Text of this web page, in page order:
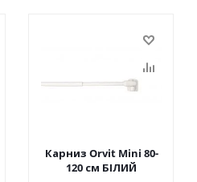
Карниз Orvit Mini 80-
120 см БІЛИЙ